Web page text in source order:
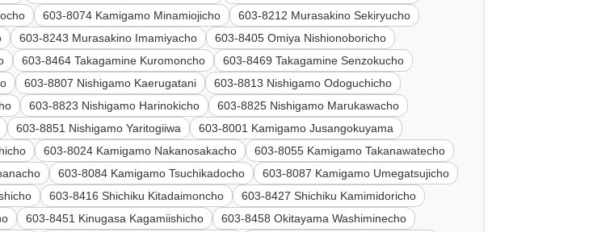
603-8074 Kamigamo Minamiojicho
603-8212 Murasakino Sekiryucho
603-8243 Murasakino Imamiyacho
603-8405 Omiya Nishionoboricho
603-8464 Takagamine Kuromoncho
603-8469 Takagamine Senzokucho
603-8807 Nishigamo Kaerugatani
603-8813 Nishigamo Odoguchicho
603-8823 Nishigamo Harinokicho
603-8825 Nishigamo Marukawacho
603-8851 Nishigamo Yaritogiiwa
603-8001 Kamigamo Jusangokuyama
603-8024 Kamigamo Nakanosakacho
603-8055 Kamigamo Takanawatecho
603-8084 Kamigamo Tsuchikadocho
603-8087 Kamigamo Umegatsujicho
603-8416 Shichiku Kitadaimoncho
603-8427 Shichiku Kamimidoricho
603-8451 Kinugasa Kagamiishicho
603-8458 Okitayama Washiminecho